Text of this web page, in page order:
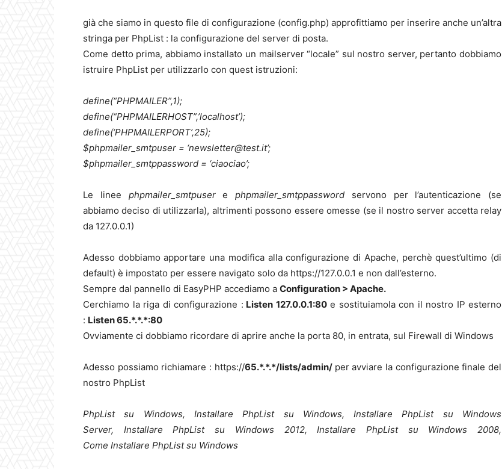
già che siamo in questo file di configurazione (config.php) approfittiamo per inserire anche un’altra
stringa per PhpList : la configurazione del server di posta.
Come detto prima, abbiamo installato un mailserver “locale” sul nostro server, pertanto dobbiamo
istruire PhpList per utilizzarlo con quest istruzioni:
define(“PHPMAILER”,1);
define(“PHPMAILERHOST”,’localhost’);
define(‘PHPMAILERPORT’,25);
$phpmailer_smtpuser = ‘newsletter@test.it’;
$phpmailer_smtppassword = ‘ciaociao’;
Le linee phpmailer_smtpusere phpmailer_smtppassword servono per l’autenticazione (se
abbiamo deciso di utilizzarla), altrimenti possono essere omesse (se il nostro server accetta relay
da 127.0.0.1)
Adesso dobbiamo apportare una modifica alla configurazione di Apache, perchè quest’ultimo (di
default) è impostato per essere navigato solo da https://127.0.0.1 e non dall’esterno.
Sempre dal pannello di EasyPHP accediamo a Configuration > Apache.
Cerchiamo la riga di configurazione : Listen 127.0.0.1:80e sostituiamola con il nostro IP esterno
: Listen 65.*.*.*:80
Ovviamente ci dobbiamo ricordare di aprire anche la porta 80, in entrata, sul Firewall di Windows
Adesso possiamo richiamare : https://65.*.*.*/lists/admin/ per avviare la configurazione finale del
nostro PhpList
PhpList su Windows, Installare PhpList su Windows, Installare PhpList su Windows
Server, Installare PhpList su Windows 2012, Installare PhpList su Windows 2008,
Come Installare PhpList su Windows